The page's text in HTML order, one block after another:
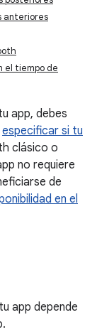
anteriores
el tiempo de
app, debes
especificar si tu
clásico o
no requiere
de
en el
app depende